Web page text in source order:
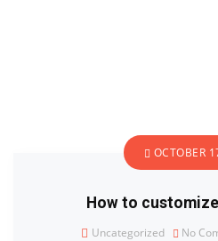
OCTOBER
How to
Uncategorized No